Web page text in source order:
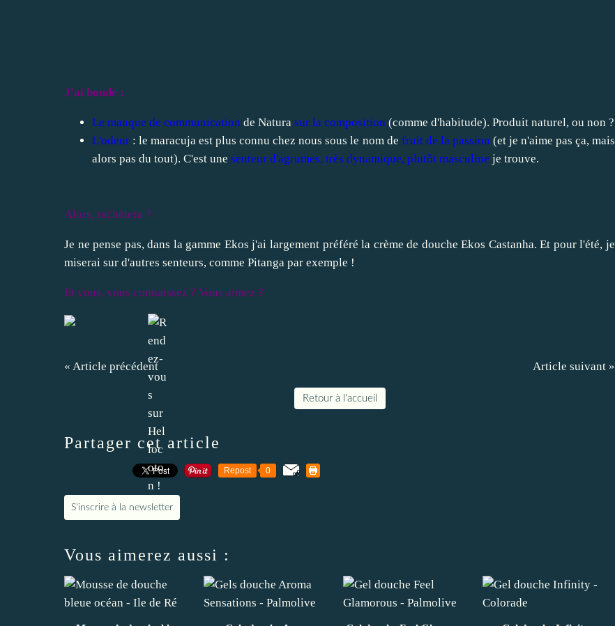
J'ai boudé :
Le manque de communication de Natura sur la composition (comme d'habitude). Produit naturel, ou non ?
L'odeur : le maracuja est plus connu chez nous sous le nom de fruit de la passion (et je n'aime pas ça, mais
alors pas du tout). C'est une senteur d'agrumes, très dynamique, plutôt masculine je trouve.
Alors, rachètera ?
Je ne pense pas, dans la gamme Ekos j'ai largement préféré la crème de douche Ekos Castanha. Et pour l'été, je
miserai sur d'autres senteurs, comme Pitanga par exemple !
Et vous, vous connaissez ? Vous aimez ?
« Article précédent Article suivant »
Retour à l'accueil
Partager cet article
Repost 0
S'inscrire à la newsletter
Vous aimerez aussi :